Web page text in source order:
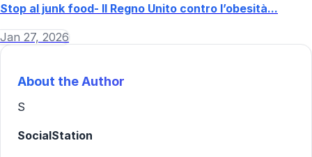
Stop al junk food- Il Regno Unito contro l’obesità...
Jan 27, 2026
About the Author
S
SocialStation